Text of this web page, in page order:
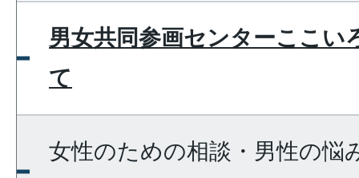
男女共同参画センターここい
て
女性のための相談・男性の悩